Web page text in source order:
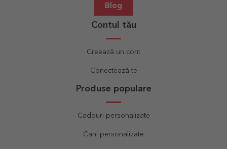
Blog
Contul tău
Creează un cont
Conectează-te
Produse populare
Cadouri personalizate
Cani personalizate